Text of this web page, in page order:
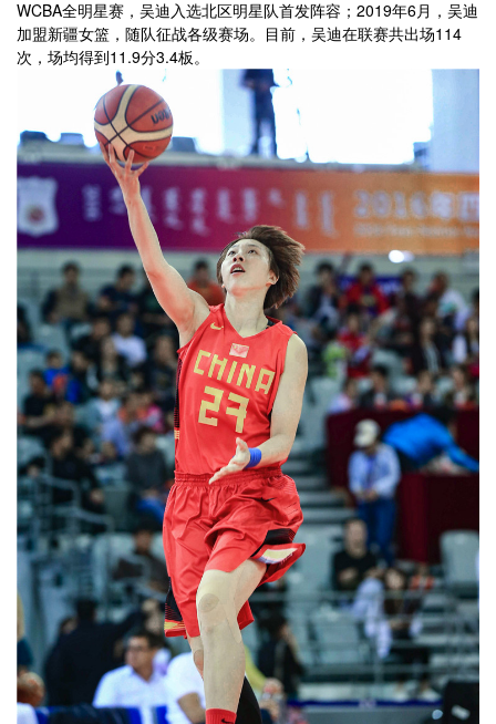
WCBA全明星赛，吴迪入选北区明星队首发阵容；2019年6月，吴迪
加盟新疆女篮，随队征战各级赛场。目前，吴迪在联赛共出场114
次，场均得到11.9分3.4板。